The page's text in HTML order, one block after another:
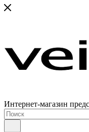
Интернет-магазин